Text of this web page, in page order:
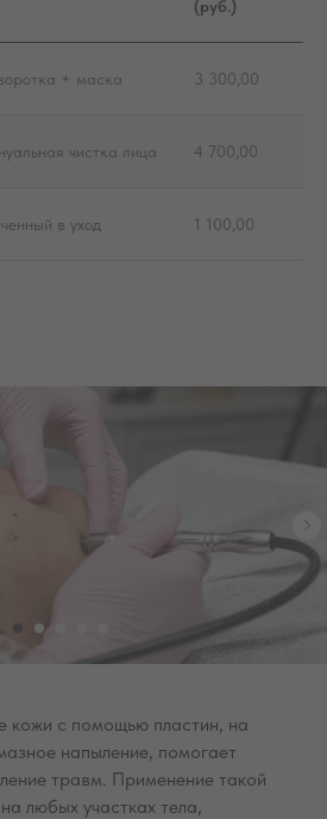
(руб.)
+ маска 3 300,00
чистка лица 4 700,00
в уход 1 100,00
кожи с помощью пластин, на
напыление, помогает
травм. Применение такой
любых участках тела,